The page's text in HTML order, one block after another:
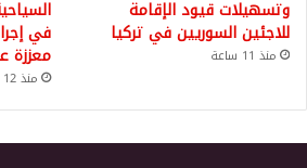
وتسهيلات قيود الإقامة
للاجئين السوريين في تركيا
منذ 11 ساعة
في
معززة
منذ 12 ساعة